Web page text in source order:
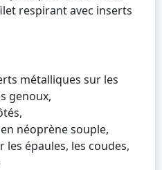
respirant avec inserts
métalliques sur les
genoux,
néoprène souple,
épaules, les coudes,